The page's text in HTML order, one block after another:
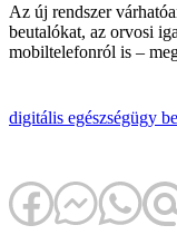
Az új rendszer
beutalókat, az orvosi
mobiltelefonról is –
digitális egészségügy